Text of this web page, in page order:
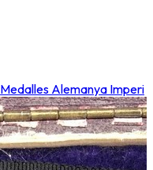
Medalles Alemanya Imperi